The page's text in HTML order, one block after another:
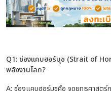
Q1: ช่องแคบฮอร์มุซ (Strait of
พลังงานโลก?
A: ช่องแคบฮอร์มุซคือ จุดยุทธศาสตร์